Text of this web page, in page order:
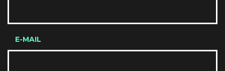
E-MAIL